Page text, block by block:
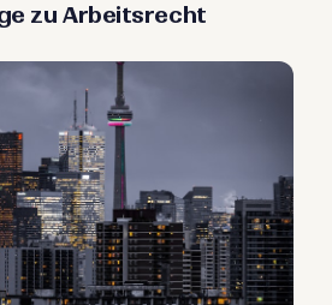
zu Arbeitsrecht